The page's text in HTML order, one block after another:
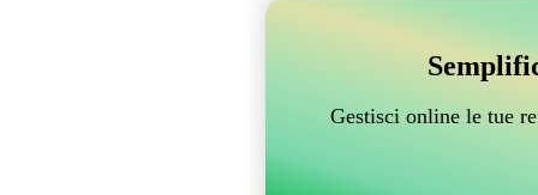
Gestisci online le tue